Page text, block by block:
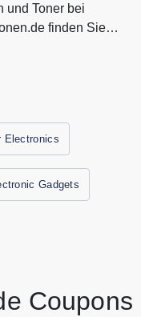
und Toner bei
finden Sie
Toner bei
Epson, Hp, Canon,
Preis. Sparen Sie
Gutscheinen
Electronics
Gadgets
Coupons